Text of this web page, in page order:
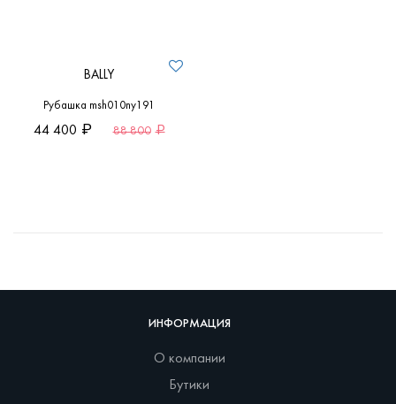
BALLY
Рубашка msh010ny191
44 400 88 800
ИНФОРМАЦИЯ
О компании
Бутики